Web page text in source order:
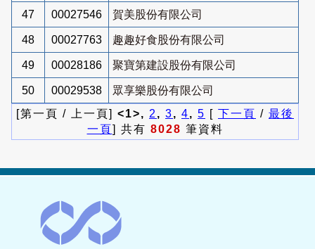
47 00027546 賀美股份有限公司
48 00027763 趣趣好食股份有限公司
49 00028186 聚寶第建設股份有限公司
50 00029538
眾享樂股份有限公司
[第一頁 / 上一頁] <1>, 2 , 3, 4, 5 [ 下一頁 / 最後
一頁] 共有 8028 筆資料